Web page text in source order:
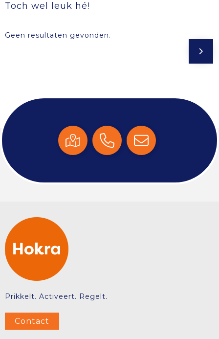
Toch wel leuk hé!
Geen resultaten gevonden.
Prikkelt. Activeert. Regelt.
Contact